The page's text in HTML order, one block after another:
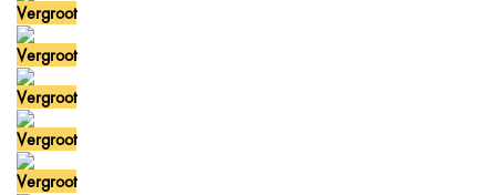
Vergroot
Vergroot
Vergroot
Vergroot
Vergroot